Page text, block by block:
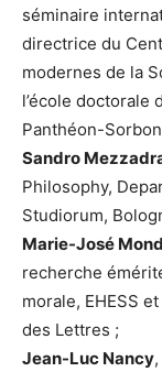
séminaire
directrice du
modernes de la
l’école doctorale
Panthéon-
Sandro
Philosophy,
Studiorum,
Marie-José
recherche
morale, EHESS
des Lettres ;
Jean-Luc Nancy